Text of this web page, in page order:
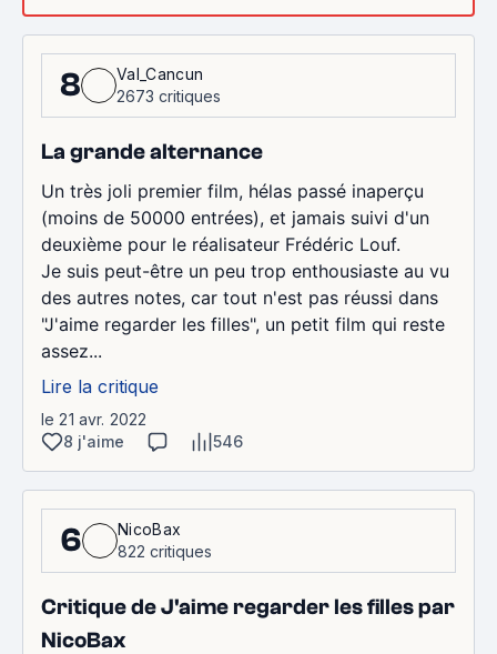
8
Val_Cancun
2673 critiques
La grande alternance
Un très joli premier film, hélas passé inaperçu
(moins de 50000 entrées), et jamais suivi d'un
deuxième pour le réalisateur Frédéric Louf.
Je suis peut-être un peu trop enthousiaste au vu
des autres notes, car tout n'est pas réussi dans
"J'aime regarder les filles", un petit film qui reste
assez...
Lire la critique
le 21 avr. 2022
8 j'aime
546
6
NicoBax
822 critiques
Critique de J'aime regarder les filles par
NicoBax